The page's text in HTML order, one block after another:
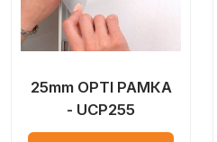
25mm OPTI РАМКА
- UCP255